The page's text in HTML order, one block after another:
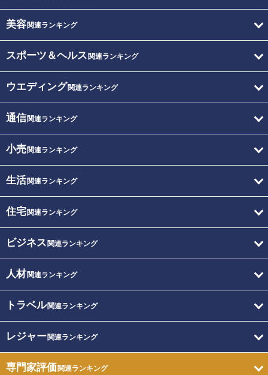
美容関連ランキング
スポーツ＆ヘルス 関連ランキング
ウエディング関連ランキング
通信関連ランキング
小売関連ランキング
生活関連ランキング
住宅関連ランキング
ビジネス 関連ランキング
人材関連ランキング
トラベル関連ランキング
レジャー関連ランキング
専門家評価関連ランキング